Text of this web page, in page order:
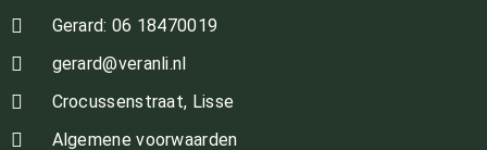
Gerard: 06 18470019
gerard@veranli.nl
Crocussenstraat, Lisse
Algemene voorwaarden